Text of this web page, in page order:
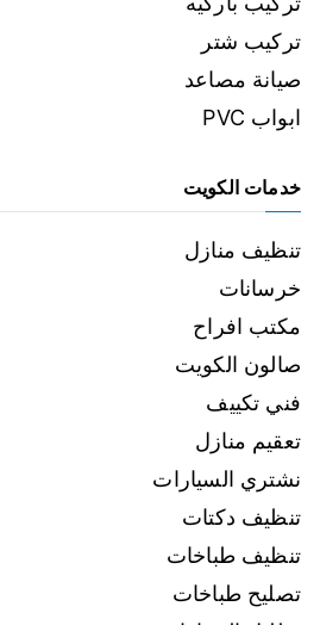
تركيب شتر
صيانة مصاعد
ابواب PVC
خدمات الكويت
تنظيف منازل
خرسانات
مكتب افراح
صالون الكويت
فني تكييف
تعقيم منازل
نشتري السيارات
تنظيف دكتات
تنظيف طباخات
تصليح طباخات